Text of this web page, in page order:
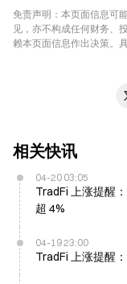
免责声明：本页面信息可
见，亦不构成任何财务、
赖本页面信息作出决策。
相关快讯
04-20 03:05
TradFi 上涨提醒
超 4%
04-19 23:00
TradFi 上涨提醒